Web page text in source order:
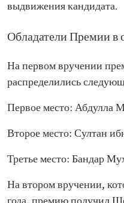
выдвижения кандидата.
Обладатели Премии в
На первом вручении
распределились
Первое место: Абдулла
Второе место: Султан
Третье место: Бандар
На втором вручении,